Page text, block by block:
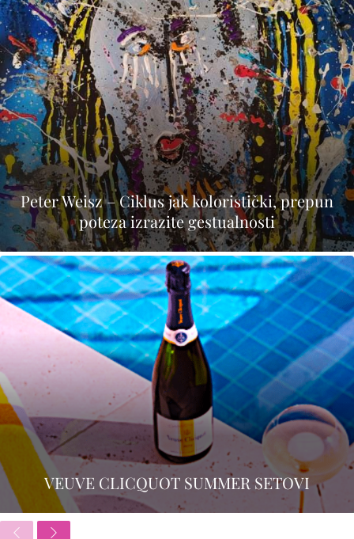
Peter Weisz – Ciklus jak koloristički, prepun
poteza izrazite gestualnosti
VEUVE CLICQUOT SUMMER SETOVI